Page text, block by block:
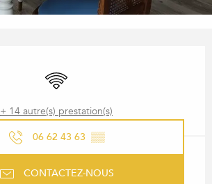
WiFi
+ 14 autre(s) prestation(s)
06 62 43 63 ▒▒
CONTACTEZ-NOUS